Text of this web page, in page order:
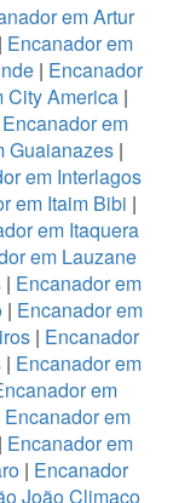
em Artur
| Encanador em
| Encanador
City America |
Encanador em
Guaianazes |
em Interlagos
em Itaim Bibi |
em Itaquera
em Lauzane
| Encanador em
| Encanador em
| Encanador
| Encanador em
em
Encanador em
| Encanador em
| Encanador
João Climaco